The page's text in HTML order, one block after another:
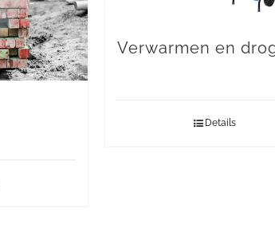
Verwarmen en
Details